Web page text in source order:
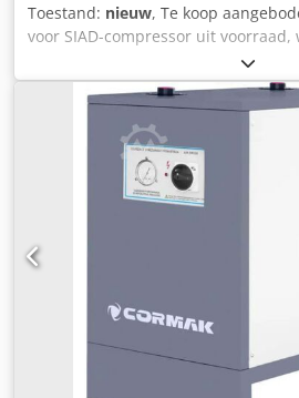
Toestand: nieuw, Te koop
voor SIAD-compressor uit voorraad,
Aanzuigklep 137 DEA 8
Drukklep 137 DEA 8
DEA 4 met liftinrichting Dkodpfxoyl
stuks, in totaal 18 onderdelen.